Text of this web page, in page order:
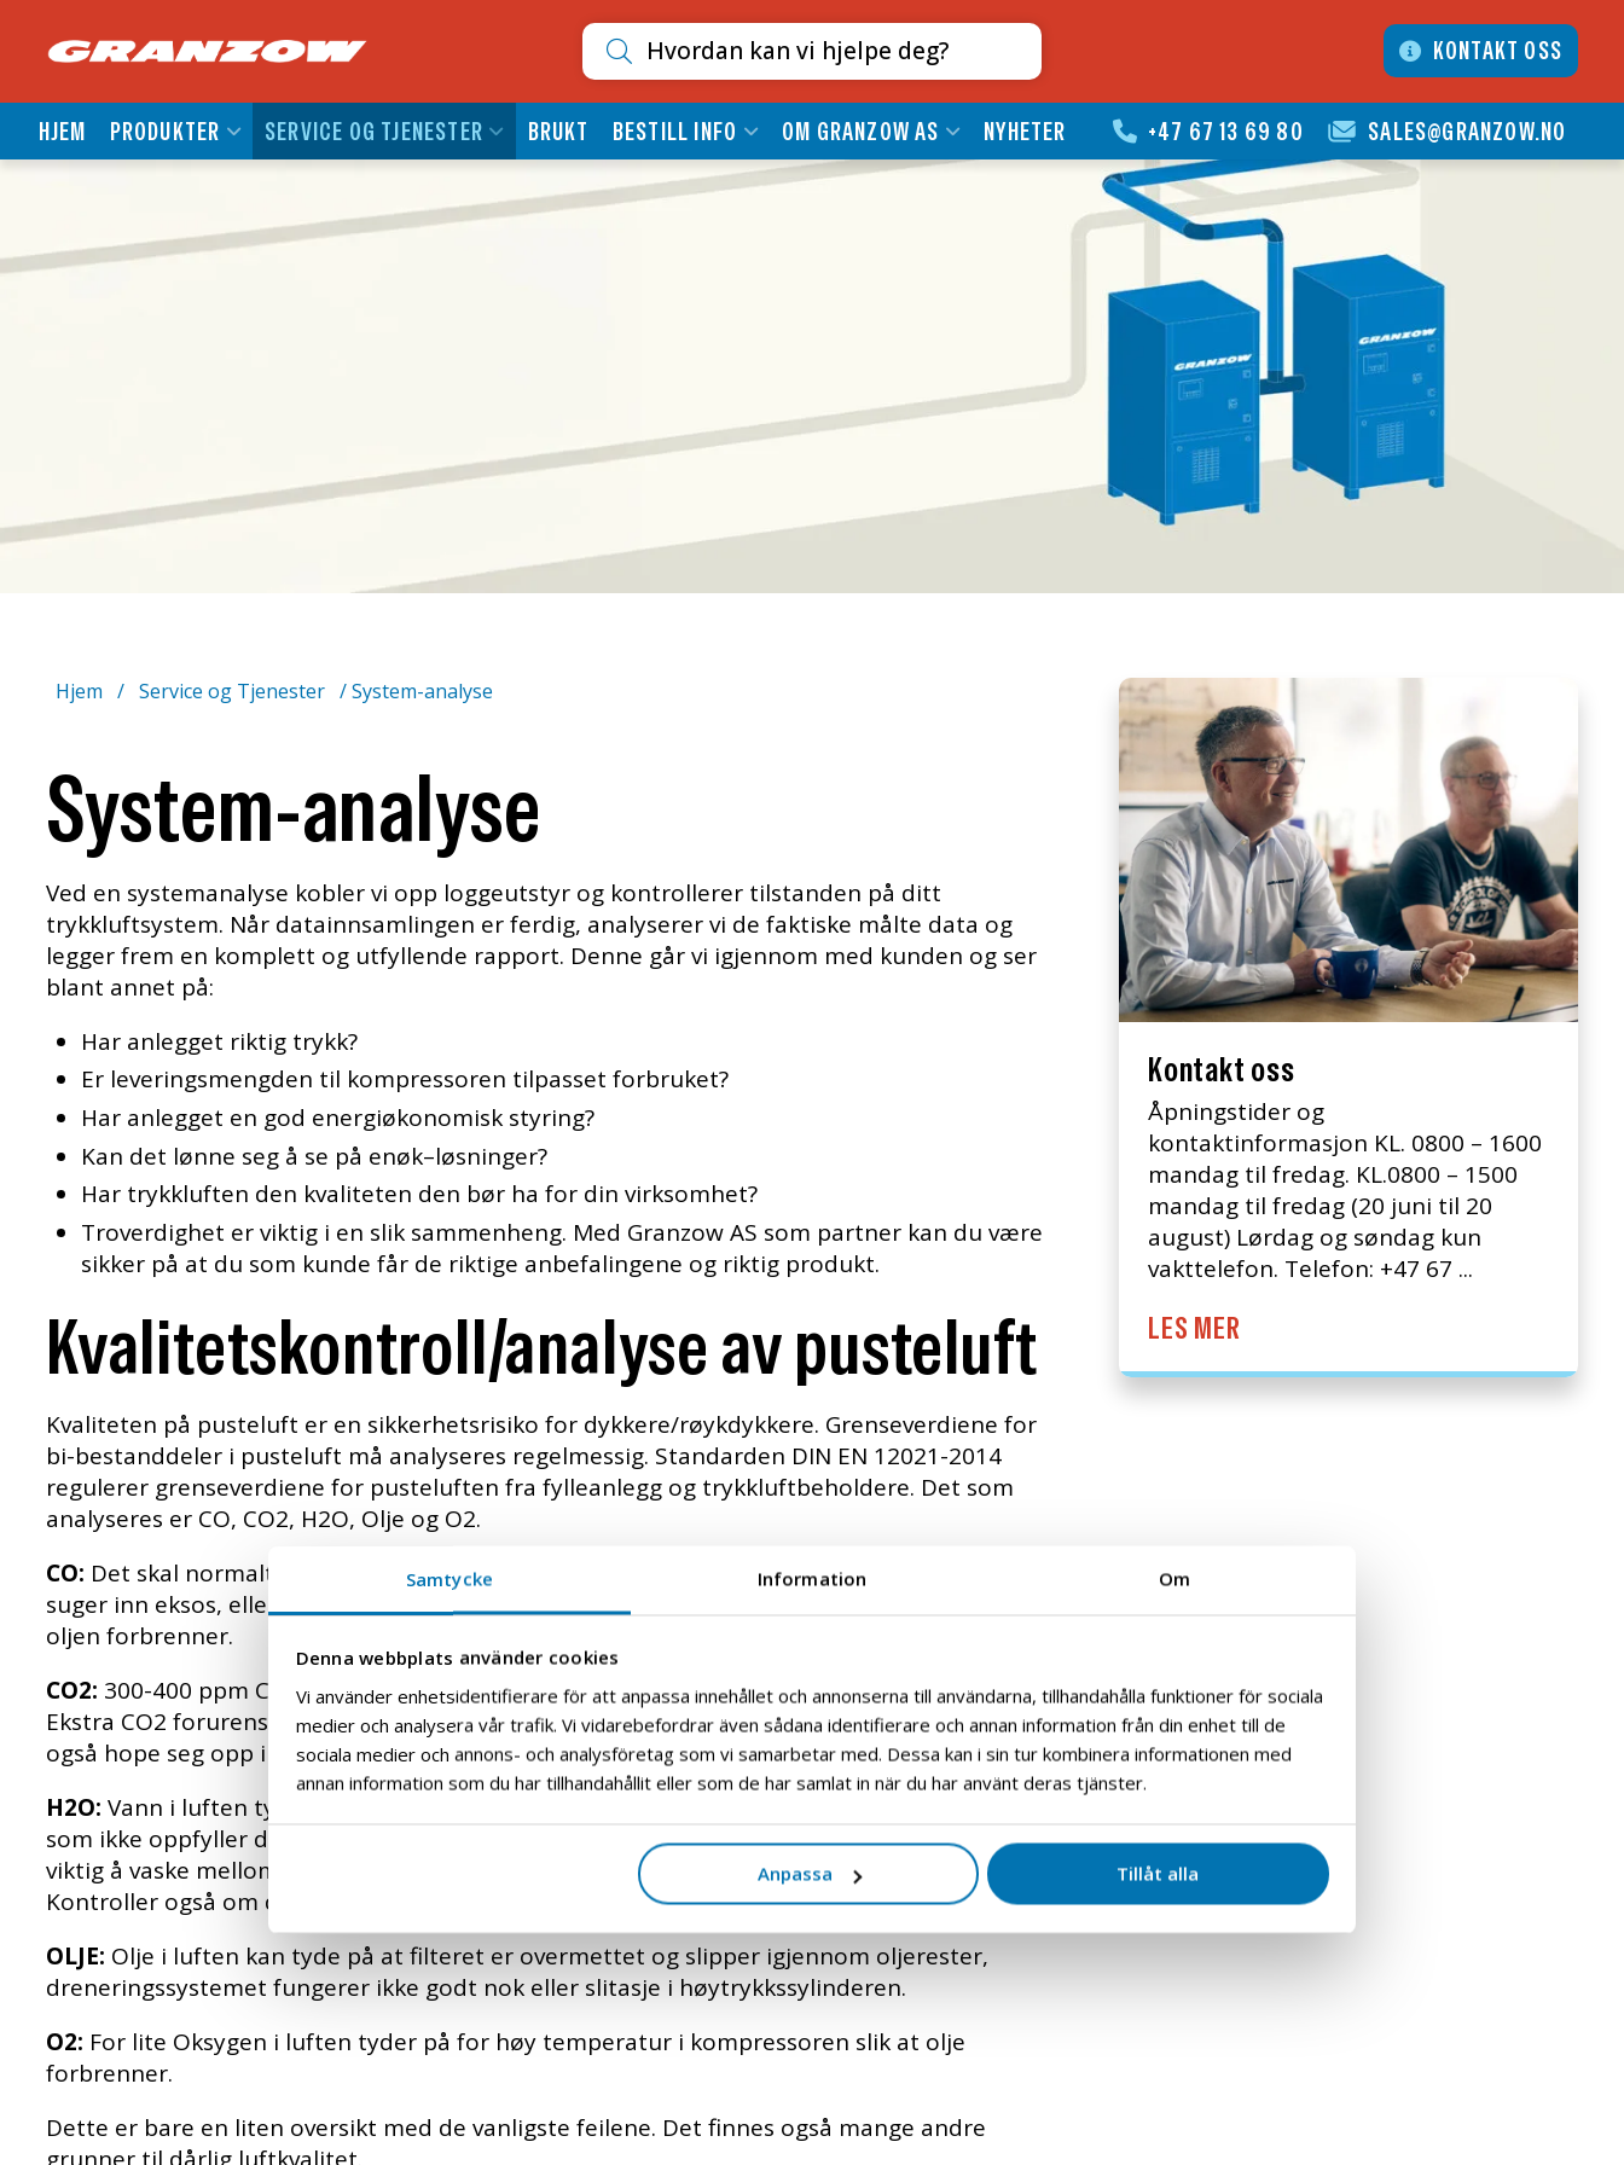
Samtycke Information Om
Denna webbplats använder cookies
Vi använder enhetsidentifierare för att anpassa innehållet och annonserna till användarna, tillhandahålla funktioner för sociala
medier och analysera vår trafik. Vi vidarebefordrar även sådana identifierare och annan information från din enhet till de
sociala medier och annons- och analysföretag som vi samarbetar med. Dessa kan i sin tur kombinera informationen med
annan information som du har tillhandahållit eller som de har samlat in när du har använt deras tjänster.
Anpassa Tillåt alla
Søk etter innhold KONTAKT OSS
HJEM PRODUKTER SERVICE OG TJENESTER BRUKT BESTILL INFO OM GRANZOW AS NYHETER +47 67 13 69 80 SALES@GRANZOW.NO
Hjem / Service og Tjenester /System-analyse
System-analyse
Ved en systemanalyse kobler vi opp loggeutstyr og kontrollerer tilstanden på ditt
trykkluftsystem. Når datainnsamlingen er ferdig, analyserer vi de faktiske målte data og
legger frem en komplett og utfyllende rapport. Denne går vi igjennom med kunden og ser
blant annet på:
Har anlegget riktig trykk?
Er leveringsmengden til kompressoren tilpasset forbruket?
Har anlegget en god energiøkonomisk styring?
Kan det lønne seg å se på enøk–løsninger?
Har trykkluften den kvaliteten den bør ha for din virksomhet?
Troverdighet er viktig i en slik sammenheng. Med Granzow AS som partner kan du være
sikker på at du som kunde får de riktige anbefalingene og riktig produkt.
Kvalitetskontroll/analyse av pusteluft
Kvaliteten på pusteluft er en sikkerhetsrisiko for dykkere/røykdykkere. Grenseverdiene for
bi-bestanddeler i pusteluft må analyseres regelmessig. Standarden DIN EN 12021-2014
regulerer grenseverdiene for pusteluften fra fylleanlegg og trykkluftbeholdere. Det som
analyseres er CO, CO2, H2O, Olje og O2.
CO: Det skal normalt ikke være CO i luften. CO kan komme i systemet hvis kompressoren
suger inn eksos, eller at det er en feil på kompressoren som gjør at luften blir så varm at
oljen forbrenner.
CO2: 300-400 ppm CO2 finnes naturlig i omgivelsesluft og vil selvfølgelig vises på testen.
Ekstra CO2 forurensing kommer i utgangspunktet inn på samme måte som CO, men kan
også hope seg opp i filterhuset hvis kompressoranlegg står over dager uten å være i bruk.
H2O: Vann i luften tyder på en av følgende: Filteret har stått for lenge, gammelt filtersystem
som ikke oppfyller dagens krav eller dreneringssystemet fungerer ikke godt nok. Det er
viktig å vaske mellom-filter/vannutskillerne innvendig med rengjøringsmiddel regelmessig.
Kontroller også om det blir tappet kondens ofte nok.
OLJE: Olje i luften kan tyde på at filteret er overmettet og slipper igjennom oljerester,
dreneringssystemet fungerer ikke godt nok eller slitasje i høytrykkssylinderen.
O2: For lite Oksygen i luften tyder på for høy temperatur i kompressoren slik at olje
forbrenner.
Dette er bare en liten oversikt med de vanligste feilene. Det finnes også mange andre
Kontakt oss
Åpningstider og
kontaktinformasjon KL. 0800 – 1600
mandag til fredag. KL.0800 – 1500
mandag til fredag (20 juni til 20
august) Lørdag og søndag kun
vakttelefon. Telefon: +47 67 ...
LES MER